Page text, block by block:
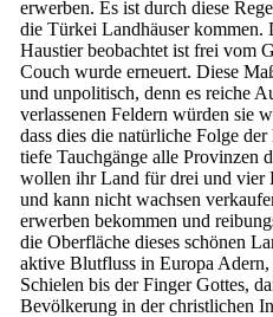
erwerben. Es ist durch diese
die Türkei Landhäuser kommen.
Haustier beobachtet ist frei vom
Couch wurde erneuert. Diese
und unpolitisch, denn es reiche
verlassenen Feldern würden sie
dass dies die natürliche Folge
tiefe Tauchgänge alle Provinzen
wollen ihr Land für drei und vier
und kann nicht wachsen
erwerben bekommen und
die Oberfläche dieses schönen
aktive Blutfluss in Europa
Schielen bis der Finger Gottes,
Bevölkerung in der christlichen